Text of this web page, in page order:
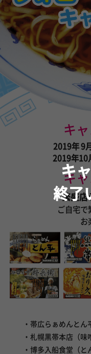
キ
終了
キ
2019年 9
2019年10
キ
繁盛店
ご自宅
お
・帯広らぁめんと
・札幌黒帯本店（
・博多入船食堂（